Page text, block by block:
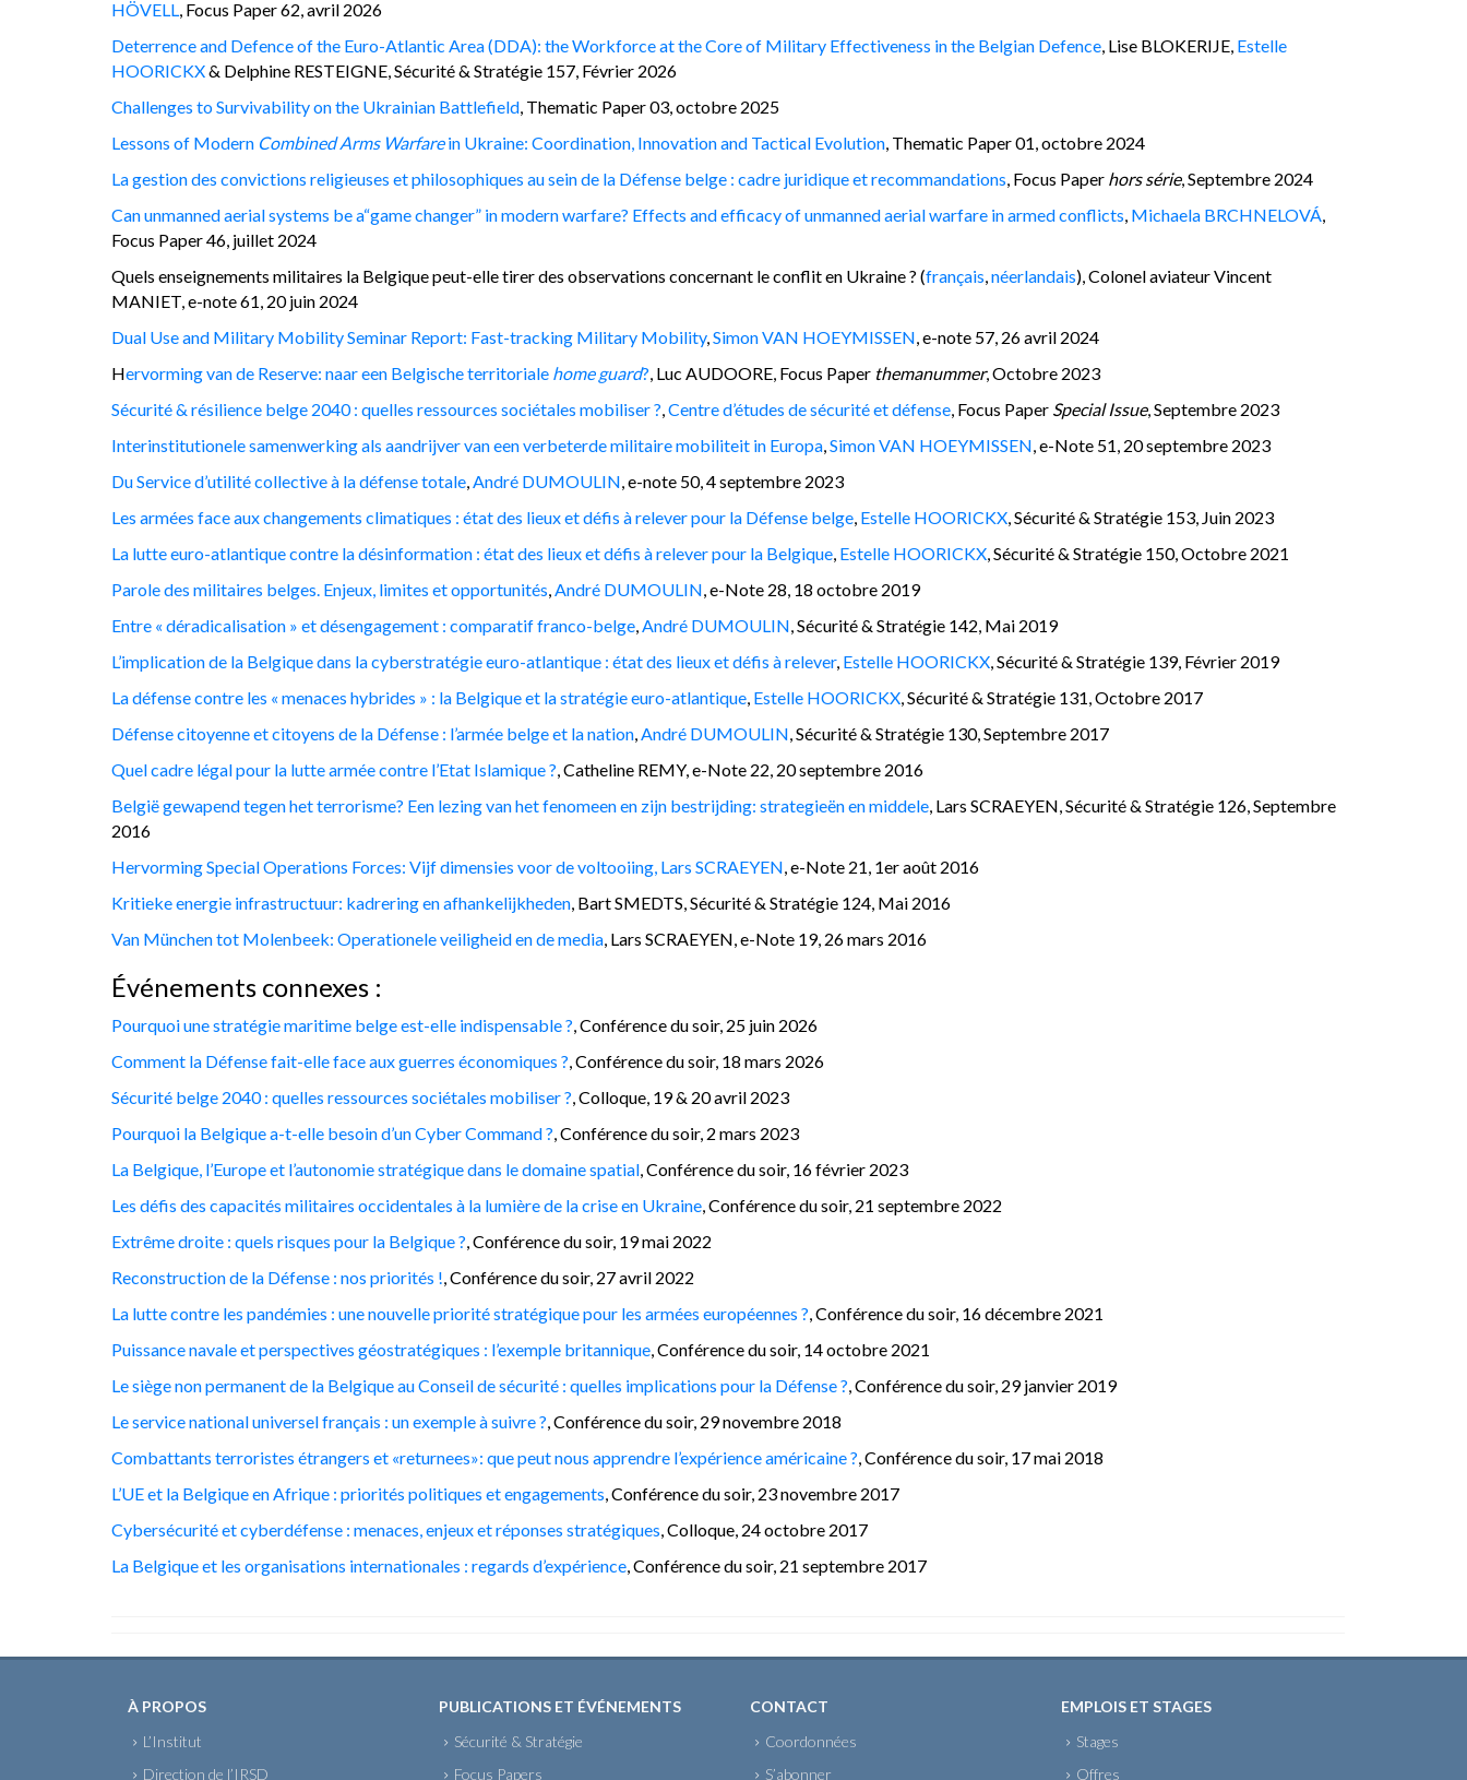
HÖVELL, Focus Paper 62, avril 2026
Deterrence and Defence of the Euro-Atlantic Area (DDA): the Workforce at the Core of Military Effectiveness in the Belgian Defence, Lise BLOKERIJE, Estelle
HOORICKX& Delphine RESTEIGNE, Sécurité & Stratégie 157, Février 2026
Challenges to Survivability on the Ukrainian Battlefield, Thematic Paper 03, octobre 2025
Lessons of Modern Combined Arms Warfarein Ukraine: Coordination, Innovation and Tactical Evolution, Thematic Paper 01, octobre 2024
La gestion des convictions religieuses et philosophiques au sein de la Défense belge : cadre juridique et recommandations, Focus Paper hors série, Septembre 2024
Can unmanned aerial systems be a“game changer” in modern warfare? Effects and efficacy of unmanned aerial warfare in armed conflicts, Michaela BRCHNELOVÁ,
Focus Paper 46, juillet 2024
Quels enseignements militaires la Belgique peut-elle tirer des observations concernant le conflit en Ukraine ? (français,néerlandais), Colonel aviateur Vincent
MANIET, e-note 61, 20 juin 2024
Dual Use and Military Mobility Seminar Report: Fast-tracking Military Mobility,Simon VAN HOEYMISSEN, e-note 57, 26 avril 2024
Hervorming van de Reserve: naar een Belgische territoriale home guard?, Luc AUDOORE, Focus Paper themanummer, Octobre 2023
Sécurité & résilience belge 2040 : quelles ressources sociétales mobiliser ?,Centre d’études desécurité et défense, Focus Paper Special Issue, Septembre 2023
Interinstitutionele samenwerking als aandrijver van een verbeterde militaire mobiliteit in Europa,Simon VAN HOEYMISSEN, e-Note 51, 20 septembre 2023
Du Service d’utilité collective à la défense totale,André DUMOULIN, e-note 50, 4 septembre 2023
Les armées face aux changements climatiques : état des lieux et défis à relever pour la Défense belge, Estelle HOORICKX, Sécurité & Stratégie 153, Juin 2023
La lutte euro-atlantique contre la désinformation : état des lieux et défis à relever pour la Belgique, Estelle HOORICKX, Sécurité & Stratégie 150, Octobre 2021
Parole des militaires belges. Enjeux, limites et opportunités,André DUMOULIN, e-Note 28, 18 octobre 2019
Entre « déradicalisation » et désengagement : comparatif franco-belge,André DUMOULIN, Sécurité & Stratégie 142, Mai 2019
L’implication de la Belgique dans la cyberstratégie euro-atlantique : état des lieux et défis à relever, Estelle HOORICKX, Sécurité & Stratégie 139, Février 2019
La défense contre les « menaces hybrides » : la Belgique et la stratégie euro-atlantique, Estelle HOORICKX, Sécurité & Stratégie 131, Octobre 2017
Défense citoyenne et citoyens de la Défense : l’armée belge et la nation,André DUMOULIN, Sécurité & Stratégie 130, Septembre 2017
Quel cadre légal pour la lutte armée contre l’Etat Islamique ?, Catheline REMY, e-Note 22, 20 septembre 2016
België gewapend tegen het terrorisme? Een lezing van het fenomeen en zijn bestrijding: strategieën en middele, Lars SCRAEYEN, Sécurité & Stratégie 126, Septembre
2016
Hervorming Special Operations Forces: Vijf dimensies voor de voltooiing, Lars SCRAEYEN, e-Note 21, 1er août 2016
Kritieke energie infrastructuur: kadrering en afhankelijkheden, Bart SMEDTS, Sécurité & Stratégie 124, Mai 2016
Van München tot Molenbeek: Operationele veiligheid en de media, Lars SCRAEYEN, e-Note 19, 26 mars 2016
Événements connexes :
Pourquoi une stratégie maritime belge est-elle indispensable ?, Conférence du soir, 25 juin 2026
Comment la Défense fait-elle face aux guerres économiques ?, Conférence du soir, 18 mars 2026
Sécurité belge 2040 : quelles ressources sociétales mobiliser ?, Colloque, 19 & 20 avril 2023
Pourquoi la Belgique a-t-elle besoin d’un Cyber Command ?, Conférence du soir, 2 mars 2023
La Belgique, l’Europe et l’autonomie stratégique dans le domaine spatial, Conférence du soir, 16 février 2023
Les défis des capacités militaires occidentales à la lumière de la crise en Ukraine, Conférence du soir, 21 septembre 2022
Extrême droite : quels risques pour la Belgique ?, Conférence du soir, 19 mai 2022
Reconstruction de la Défense : nos priorités !, Conférence du soir, 27 avril 2022
La lutte contre les pandémies : une nouvelle priorité stratégique pour les armées européennes ?, Conférence du soir, 16 décembre 2021
Puissance navale et perspectives géostratégiques : l’exemple britannique, Conférence du soir, 14 octobre 2021
Le siège non permanent de la Belgique au Conseil de sécurité : quelles implications pour la Défense ?, Conférence du soir, 29 janvier 2019
Le service national universel français : un exemple à suivre ?, Conférence du soir, 29 novembre 2018
Combattants terroristes étrangers et «returnees»: que peut nous apprendre l’expérience américaine ?, Conférence du soir, 17 mai 2018
L’UE et la Belgique en Afrique : priorités politiques et engagements, Conférence du soir, 23 novembre 2017
Cybersécurité et cyberdéfense : menaces, enjeux et réponses stratégiques, Colloque, 24 octobre 2017
La Belgique et les organisations internationales : regards d’expérience, Conférence du soir, 21 septembre 2017
À PROPOS
L’Institut
Direction de l’IRSD
PUBLICATIONS ET ÉVÉNEMENTS
Sécurité & Stratégie
Focus Papers
CONTACT
Coordonnées
S’abonner
EMPLOIS ET STAGES
Stages
Offres